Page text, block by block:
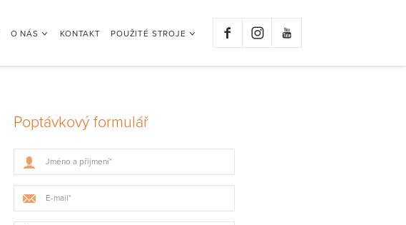
O NÁS KONTAKT POUŽITÉ STROJE
Poptávkový formulář